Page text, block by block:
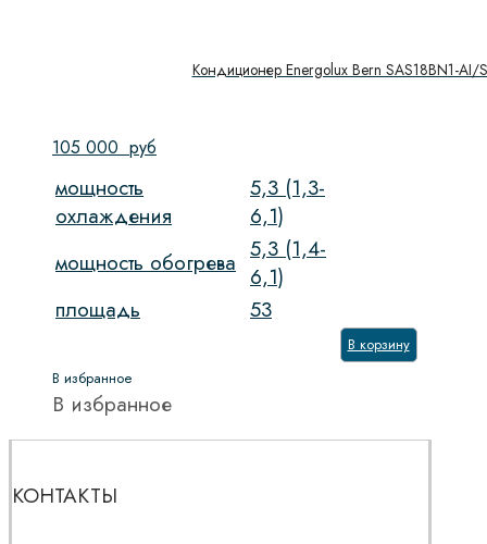
Кондиционер Energolux Bern SAS18BN1-AI/
105 000 руб
мощность
охлаждения
5,3 (1,3-
6,1)
мощность обогрева 5,3 (1,4-
6,1)
площадь
53
В корзину
В избранное
В избранное
КОНТАКТЫ